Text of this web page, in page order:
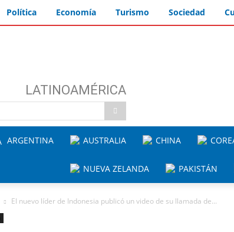
Política Economía Turismo Sociedad
LATINOAMÉRICA
ARGENTINA AUSTRALIA CHINA
NUEVA ZELANDA PAKISTÁN
El nuevo líder de Indonesia publicó un video de su llamada de...